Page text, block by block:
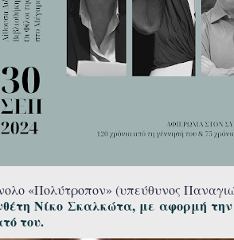
«Πολύτροπον» (υπεύθυνος
Νίκο Σκαλκώτα, με αφορμή
του.